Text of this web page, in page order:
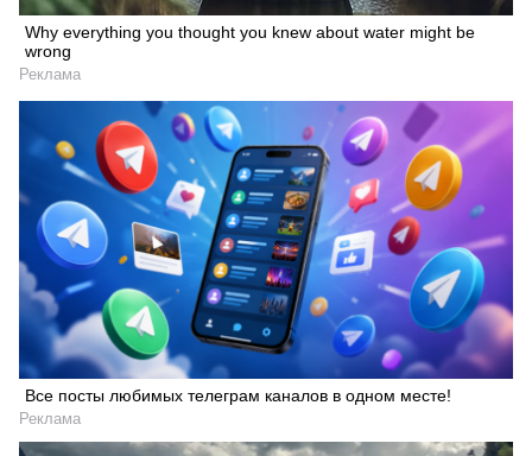
Why everything you thought you knew about water might be
wrong
Реклама
Все посты любимых телеграм каналов в одном месте!
Реклама